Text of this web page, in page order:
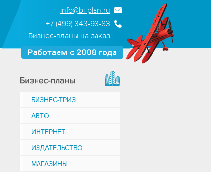
info@bi-plan.ru
+7 (499) 343-93-83
Бизнес-планы на заказ
БИЗНЕС-ТРИЗ
АВТО
ИНТЕРНЕТ
ИЗДАТЕЛЬСТВО
МАГАЗИНЫ